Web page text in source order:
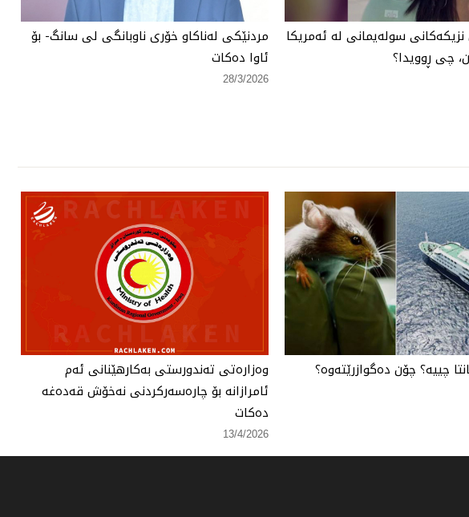
سولەیمانی لە ئەمریكا
چی ڕوویدا؟
مردنێكی لەناكاو خۆری ناوبانگی لی سانگ- بۆ
ئاوا دەكات
28/3/2026
چییە؟ چۆن دەگوازرێتەوە؟
وەزارەتی تەندورستی بەكارهێنانی ئەم
ئامرازانە بۆ چارەسەركردنی نەخۆش قەدەغە
دەكات
13/4/2026